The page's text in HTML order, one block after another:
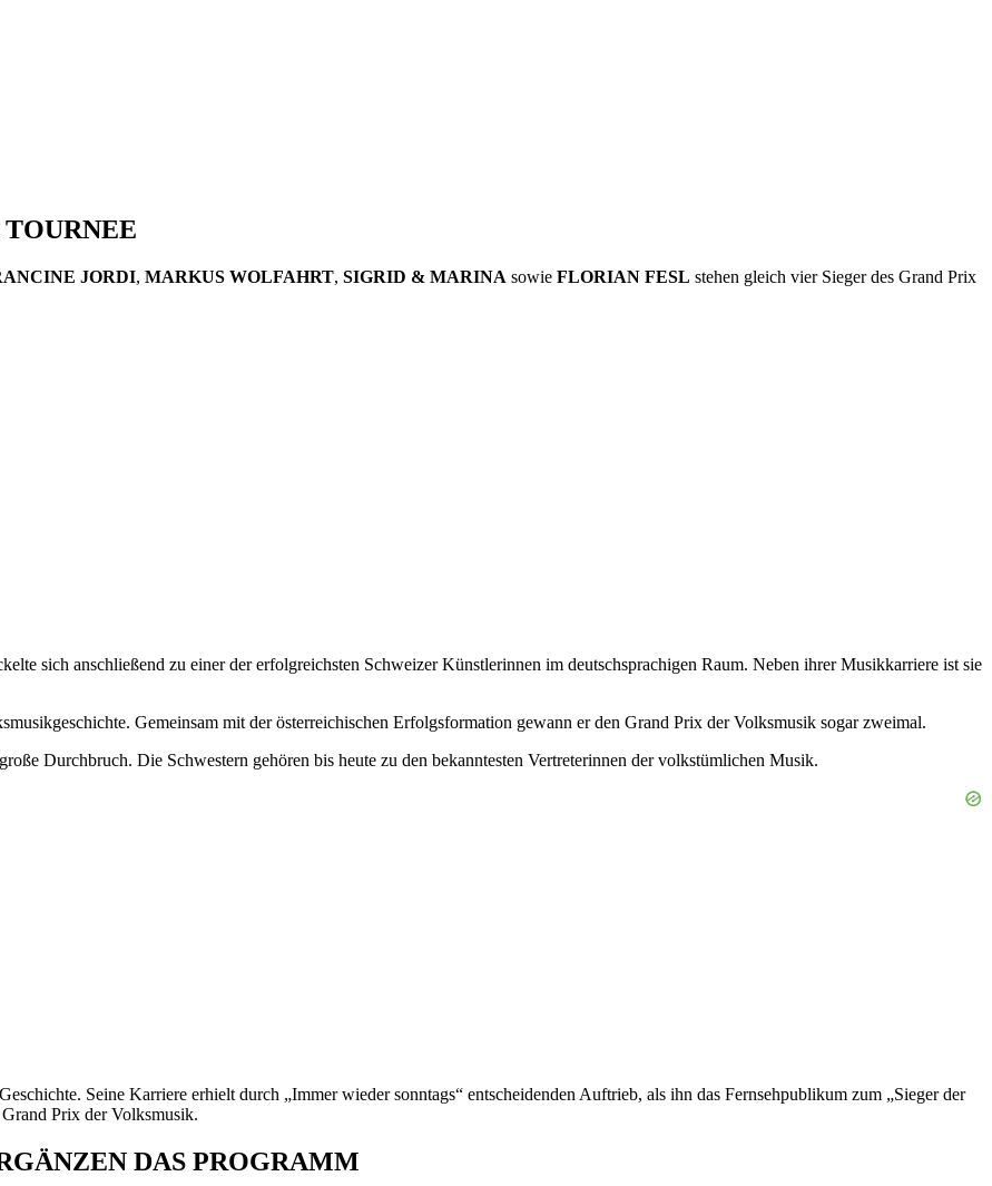
JORDI, MARKUS WOLFAHRT, SIGRID & MARINA sowie FLORIAN FESL stehen gleich vier Sieger des Grand Prix
sich anschließend zu einer der erfolgreichsten Schweizer Künstlerinnen im deutschsprachigen Raum. Neben ihrer Musikkarriere ist sie
Gemeinsam mit der österreichischen Erfolgsformation gewann er den Grand Prix der Volksmusik sogar zweimal.
Durchbruch. Die Schwestern gehören bis heute zu den bekanntesten Vertreterinnen der volkstümlichen Musik.
Seine Karriere erhielt durch „Immer wieder sonntags“ entscheidenden Auftrieb, als ihn das Fernsehpublikum zum „Sieger der
Prix der Volksmusik.
DAS PROGRAMM